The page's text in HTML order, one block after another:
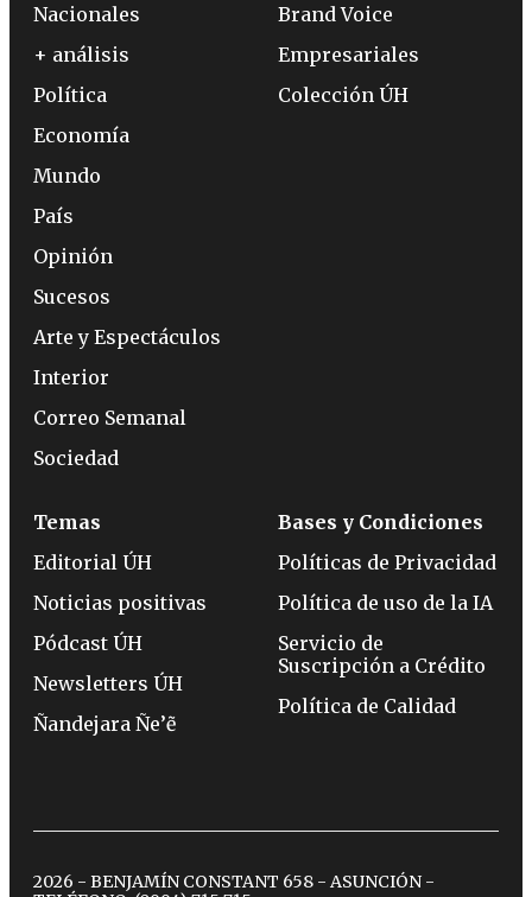
Nacionales
+ análisis
Política
Economía
Mundo
País
Opinión
Sucesos
Arte y Espectáculos
Interior
Correo Semanal
Sociedad
Brand Voice
Empresariales
Colección ÚH
Temas
Editorial ÚH
Noticias positivas
Pódcast ÚH
Newsletters ÚH
Ñandejara Ñe’ẽ
Bases y Condiciones
Políticas de Privacidad
Política de uso de la IA
Servicio de
Suscripción a Crédito
Política de Calidad
2026 - BENJAMÍN CONSTANT 658 - ASUNCIÓN -